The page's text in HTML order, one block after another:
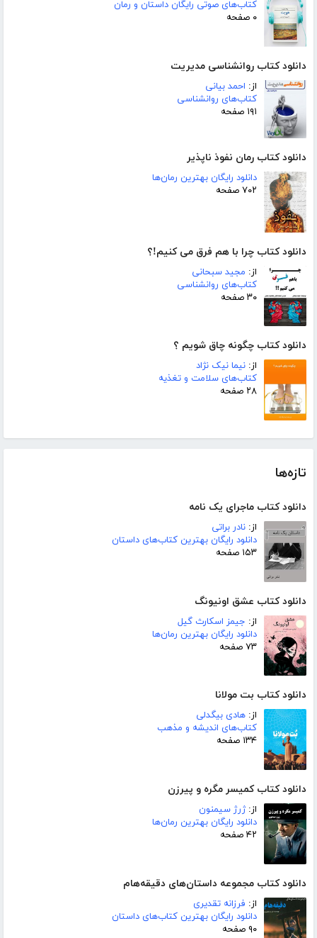
کتاب‌های صوتی رایگان داستان و رمان
۰ صفحه
دانلود کتاب روانشناسی مدیریت
از: احمد بیانی
کتاب‌های روانشناسی
۱۹۱ صفحه
دانلود کتاب رمان نفوذ ناپذیر
دانلود رایگان بهترین رمان‌ها
۷۰۲ صفحه
دانلود کتاب چرا با هم فرق می کنیم!؟
از: مجید سبحانی
کتاب‌های روانشناسی
۳۰ صفحه
دانلود کتاب چگونه چاق شویم ؟
از: نیما نیک نژاد
کتاب‌های سلامت و تغذیه
۲۸ صفحه
تازه‌ها
دانلود کتاب ماجرای یک نامه
از: نادر براتی
دانلود رایگان بهترین کتاب‌های داستان
۱۵۳ صفحه
دانلود کتاب عشق اونیونگ
از: جیمز اسکارث گیل
دانلود رایگان بهترین رمان‌ها
۷۳ صفحه
دانلود کتاب بت مولانا
از: هادی بیگدلی
کتاب‌های اندیشه و مذهب
۱۳۴ صفحه
دانلود کتاب کمیسر مگره و پیرزن
از:ژرژ سیمنون
دانلود رایگان بهترین رمان‌ها
۴۲ صفحه
دانلود کتاب مجموعه داستان‌های دقیقه‌هام
از: فرزانه تقدیری
دانلود رایگان بهترین کتاب‌های داستان
۹۰ صفحه